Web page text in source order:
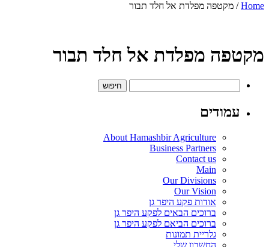
Home/ מקטפה מפלדת אל חלד תבור
מקטפה מפלדת אל חלד תבור
עמודים
About Hamashbir Agriculture
Business Partners
Contact us
Main
Our Divisions
Our Vision
אודות פקע היפר גן
ברוכים הבאים לפקע היפר גן
ברוכים הביאם לפקע היפר גן
גלריית תמונות
החשבון שלי